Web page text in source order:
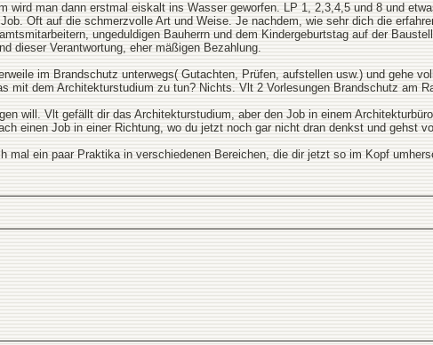
wird man dann erstmal eiskalt ins Wasser geworfen. LP 1, 2,3,4,5 und 8 und
Oft auf die schmerzvolle Art und Weise. Je nachdem, wie sehr dich die
ungeduldigen Bauherrn und dem Kindergeburtstag auf der
dieser Verantwortung, eher mäßigen Bezahlung.
im Brandschutz unterwegs( Gutachten, Prüfen, aufstellen usw.) und gehe
mit dem Architekturstudium zu tun? Nichts. Vlt 2 Vorlesungen Brandschutz am
will. Vlt gefällt dir das Architekturstudium, aber den Job in einem
einen Job in einer Richtung, wo du jetzt noch gar nicht dran denkst und gehst
mal ein paar Praktika in verschiedenen Bereichen, die dir jetzt so im Kopf